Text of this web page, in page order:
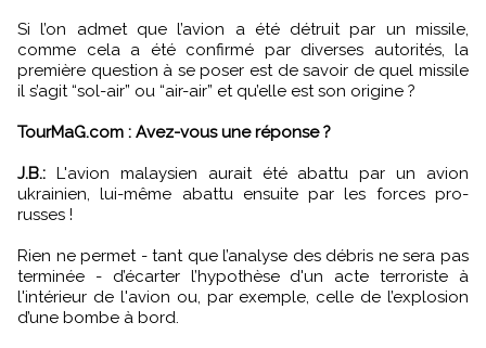
Si l’on admet que l’avion a été détruit par un missile,
comme cela a été confirmé par diverses autorités, la
première question à se poser est de savoir de quel missile
il s’agit “sol-air” ou “air-air” et qu’elle est son origine ?
TourMaG.com : Avez-vous une réponse ?
J.B.: L'avion malaysien aurait été abattu par un avion
ukrainien, lui-même abattu ensuite par les forces pro-
russes !
Rien ne permet - tant que l’analyse des débris ne sera pas
terminée - d’écarter l’hypothèse d'un acte terroriste à
l'intérieur de l'avion ou, par exemple, celle de l’explosion
d’une bombe à bord.